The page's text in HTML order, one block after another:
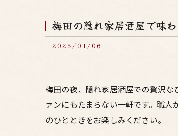
梅田の隠れ家居酒屋で味
2025/01/06
梅田の夜、隠れ家居酒屋での贅沢
ァンにもたまらない一軒です。職
のひとときをお楽しみください。